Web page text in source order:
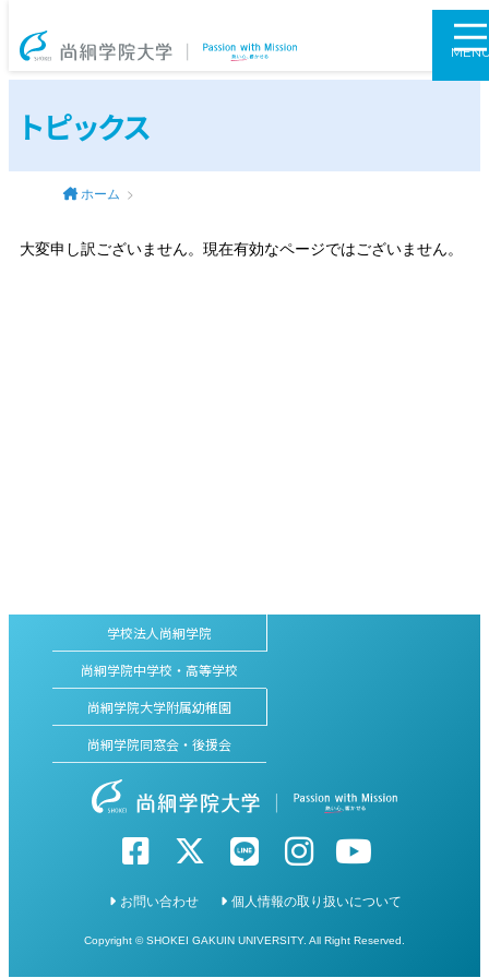
尚絅学院大学
トピックス
ホーム
大変申し訳ございません。現在有効なページではございません。
学校法人尚絅学院
尚絅学院中学校・高等学校
尚絅学院大学附属幼稚園
尚絅学院同窓会・後援会
お問い合わせ 個人情報の取り扱いについて
Copyright © SHOKEI GAKUIN UNIVERSITY. All Right Reserved.